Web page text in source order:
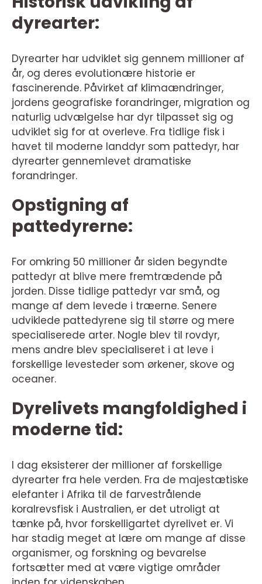
dyrearter:
Dyrearter har udviklet sig gennem millioner af
år, og deres evolutionære historie er
fascinerende. Påvirket af klimaændringer,
jordens geografiske forandringer, migration og
naturlig udvælgelse har dyr tilpasset sig og
udviklet sig for at overleve. Fra tidlige fisk i
havet til moderne landdyr som pattedyr, har
dyrearter gennemlevet dramatiske
forandringer.
Opstigning af
pattedyrerne:
For omkring 50 millioner år siden begyndte
pattedyr at blive mere fremtrædende på
jorden. Disse tidlige pattedyr var små, og
mange af dem levede i træerne. Senere
udviklede pattedyrene sig til større og mere
specialiserede arter. Nogle blev til rovdyr,
mens andre blev specialiseret i at leve i
forskellige levesteder som ørkener, skove og
oceaner.
Dyrelivets mangfoldighed i
moderne tid:
I dag eksisterer der millioner af forskellige
dyrearter fra hele verden. Fra de majestætiske
elefanter i Afrika til de farvestrålende
koralrevsfisk i Australien, er det utroligt at
tænke på, hvor forskelligartet dyrelivet er. Vi
har stadig meget at lære om mange af disse
organismer, og forskning og bevarelse
fortsætter med at være vigtige områder